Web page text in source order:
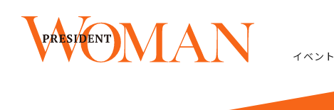
イベント